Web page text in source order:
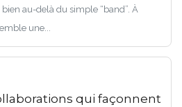
au-delà du simple “band”. À
une...
qui façonnent